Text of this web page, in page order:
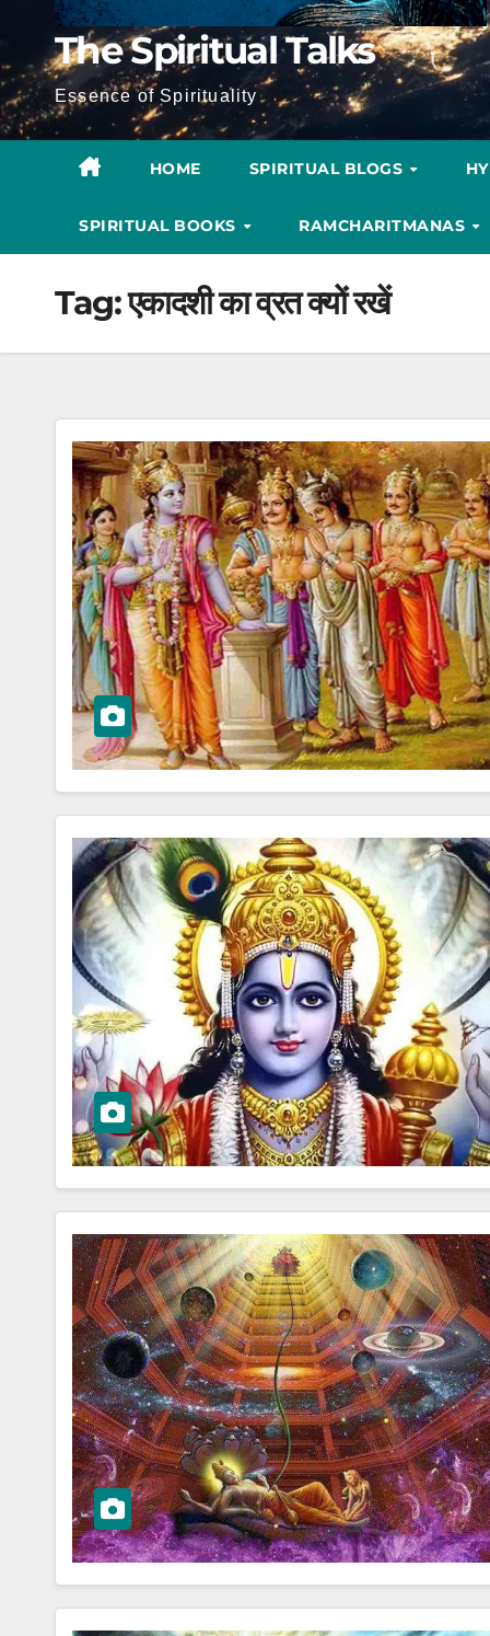
The Spiritual Talks
Essence of Spirituality
HOME SPIRITUAL BLOGS
SPIRITUAL BOOKS RAMCHARITMANAS
Tag:एकादशी का व्रत क्यों रखें